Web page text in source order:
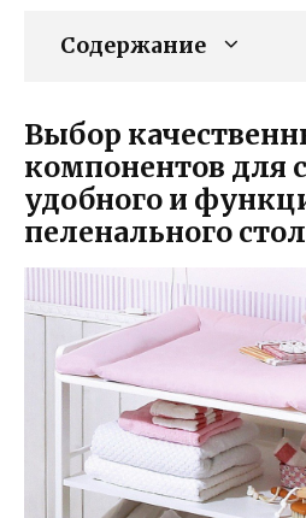
Содержание
Выбор
компонентов для
удобного и
пеленального